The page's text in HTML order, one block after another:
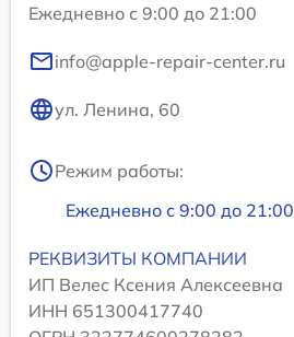
Ежедневно с 9:00 до 21:00
info@apple-repair-center.ru
ул. Ленина, 60
Режим работы:
Ежедневно с 9:00 до 21:00
РЕКВИЗИТЫ КОМПАНИИ
ИП Велес Ксения Алексеевна
ИНН 651300417740